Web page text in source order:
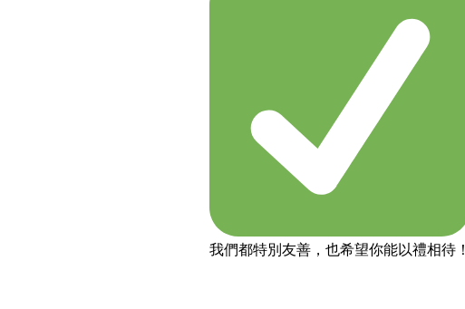
我們都特別友善，也希望你能以禮相待！